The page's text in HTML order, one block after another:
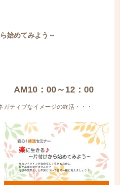
始めてみよう～
AM10：00～12：00
ティブなイメージの終活・・・